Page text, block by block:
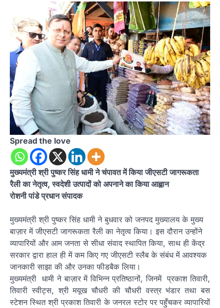
Spread the love
मुख्यमंत्री श्री पुष्कर सिंह धामी ने चंपावत में किया जीएसटी जागरूकता
रैली का नेतृत्व, स्वदेशी उत्पादों को अपनाने का किया आह्वान
रोशनी पांडे प्रधान संपादक
मुख्यमंत्री श्री पुष्कर सिंह धामी ने बुधवार को जनपद मुख्यालय के मुख्य
बाज़ार में जीएसटी जागरूकता रैली का नेतृत्व किया। इस दौरान उन्होंने
व्यापारियों और आम जनता से सीधा संवाद स्थापित किया, साथ ही केंद्र
सरकार द्वारा हाल ही में कम किए गए जीएसटी स्लैब के संबंध में आवश्यक
जानकारी साझा की और उनका फीडबैक लिया।
मुख्यमंत्री धामी ने बाज़ार में विभिन्न प्रतिष्ठानों, जिनमें प्रकाश तिवारी,
तिवारी स्वीट्स, श्री मयूख चौधरी की चौधरी वस्त्र भंडार तथा बस
स्टेशन स्थित श्री प्रकाश तिवारी के जनरल स्टोर पर पहुँचकर व्यापारियों